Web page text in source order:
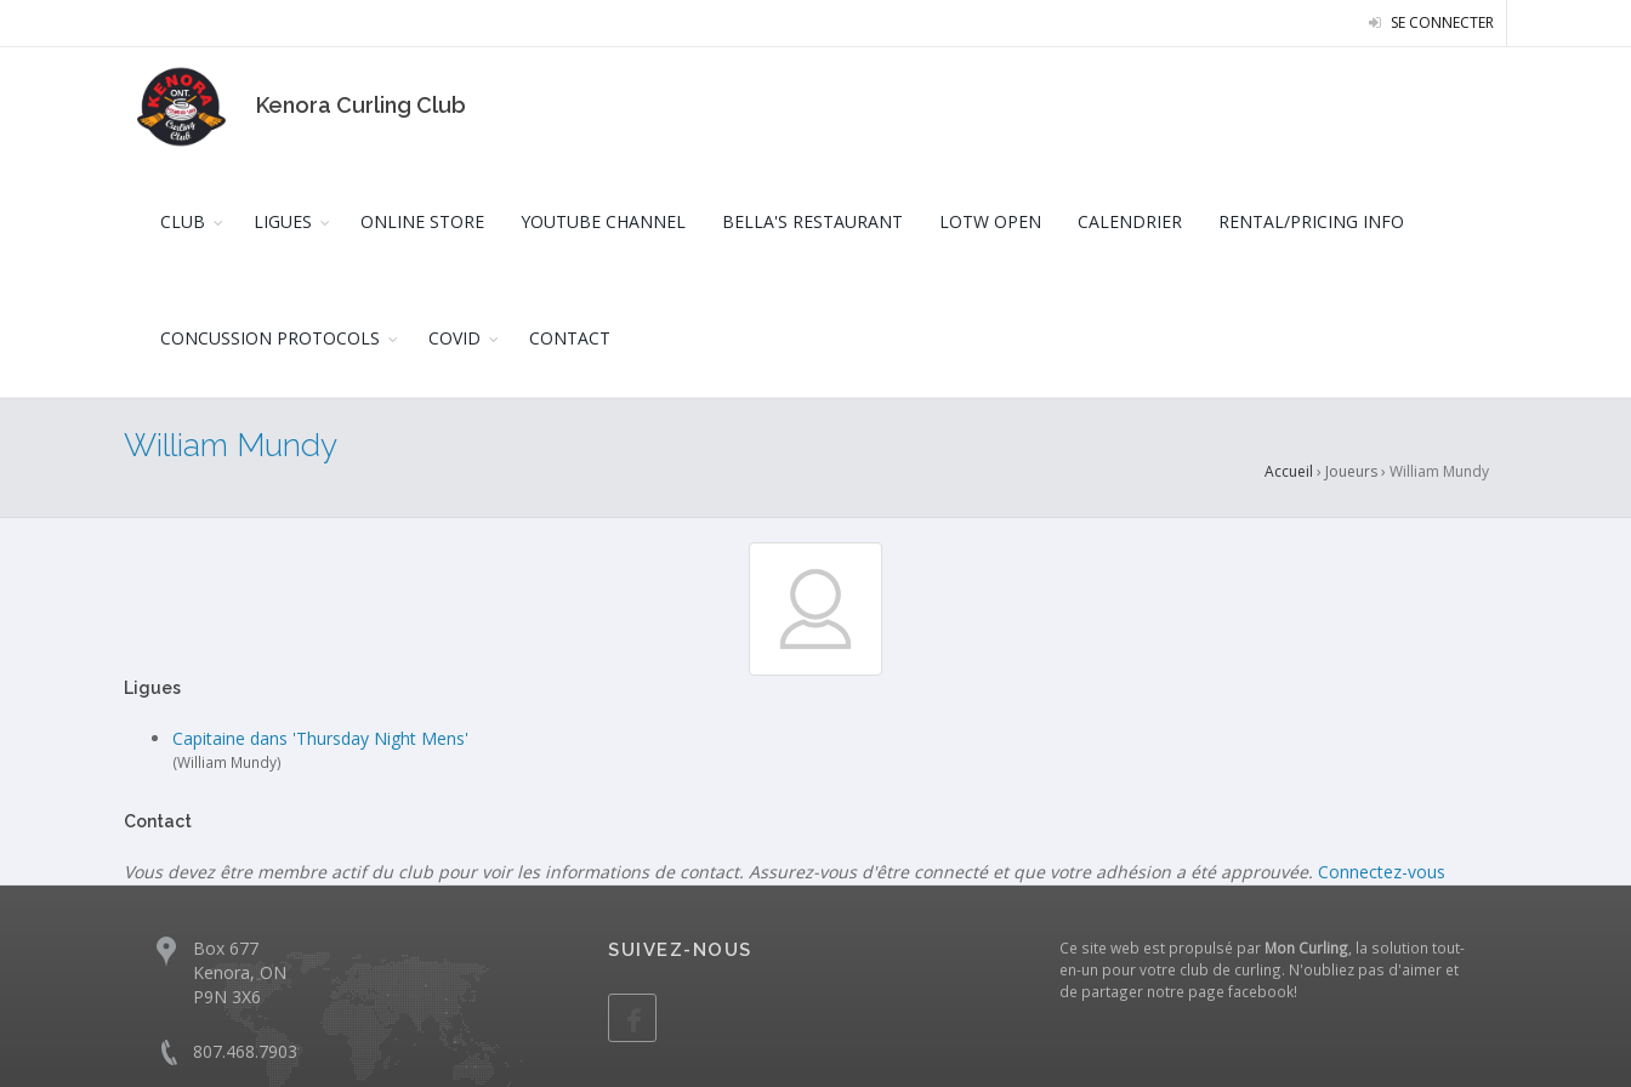
SE CONNECTER
Kenora Curling Club
CLUB LIGUES ONLINE STORE YOUTUBE CHANNEL BELLA'S RESTAURANT LOTW OPEN CALENDRIER RENTAL/PRICING INFO
CONCUSSION PROTOCOLS COVID CONTACT
William Mundy
Accueil › Joueurs › William Mundy
Ligues
Capitaine dans 'Thursday Night Mens'
(William Mundy)
Contact
Vous devez être membre actif du club pour voir les informations de contact. Assurez-vous d'être connecté et que votre adhésion a été approuvée. Connectez-vous
Box 677
Kenora, ON
P9N 3X6
807.468.7903
SUIVEZ-NOUS Ce site web est propulsé par Mon Curling , la solution tout-
en-un pour votre club de curling. N'oubliez pas d'aimer et
de partager notre page facebook!